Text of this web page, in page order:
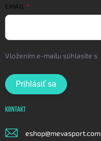
EMAIL
Vložením e-mailu súhlasíte s
Prihlásiť sa
KONTAKT
eshop@mevasport.com